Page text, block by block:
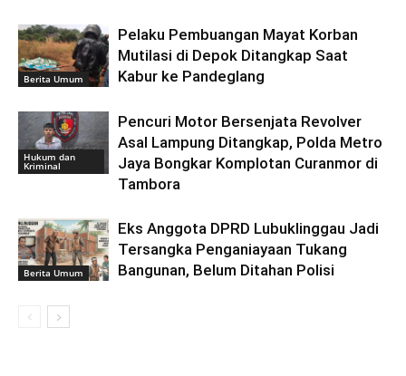
Berita Umum
Pelaku Pembuangan Mayat Korban
Mutilasi di Depok Ditangkap Saat
Kabur ke Pandeglang
Hukum dan
Kriminal
Pencuri Motor Bersenjata Revolver
Asal Lampung Ditangkap, Polda Metro
Jaya Bongkar Komplotan Curanmor di
Tambora
Berita Umum
Eks Anggota DPRD Lubuklinggau Jadi
Tersangka Penganiayaan Tukang
Bangunan, Belum Ditahan Polisi